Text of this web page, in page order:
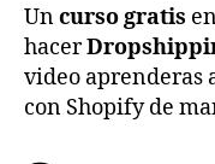
Uncurso gratis
hacer
video aprenderas
con Shopify de